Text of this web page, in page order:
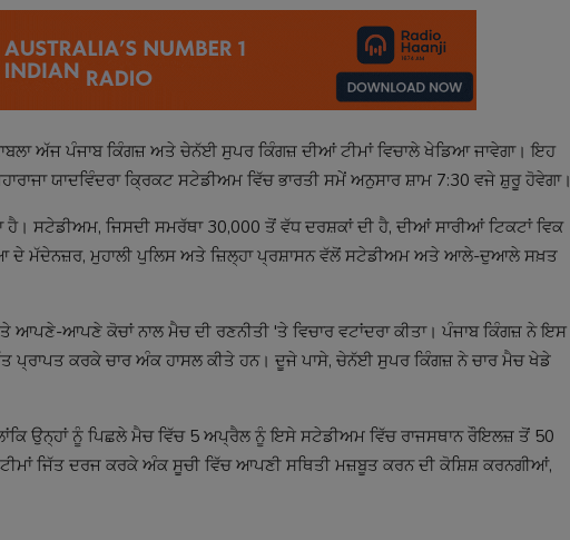
ਅੱਜ ਪੰਜਾਬ ਕਿੰਗਜ਼ ਅਤੇ ਚੇਨੱਈ ਸੁਪਰ ਕਿੰਗਜ਼ ਦੀਆਂ ਟੀਮਾਂ ਵਿਚਾਲੇ ਖੇਡਿਆ ਜਾਵੇਗਾ। ਇਹ
ਯਾਦਵਿੰਦਰਾ ਕ੍ਰਿਕਟ ਸਟੇਡੀਅਮ ਵਿੱਚ ਭਾਰਤੀ ਸਮੇਂ ਅਨੁਸਾਰ ਸ਼ਾਮ 7:30 ਵਜੇ ਸ਼ੁਰੂ ਹੋਵੇਗਾ।
ਸਟੇਡੀਅਮ, ਜਿਸਦੀ ਸਮਰੱਥਾ 30,000 ਤੋਂ ਵੱਧ ਦਰਸ਼ਕਾਂ ਦੀ ਹੈ, ਦੀਆਂ ਸਾਰੀਆਂ ਟਿਕਟਾਂ ਵਿਕ
ਦੇ ਮੱਦੇਨਜ਼ਰ, ਮੁਹਾਲੀ ਪੁਲਿਸ ਅਤੇ ਜ਼ਿਲ੍ਹਾ ਪ੍ਰਸ਼ਾਸਨ ਵੱਲੋਂ ਸਟੇਡੀਅਮ ਅਤੇ ਆਲੇ-ਦੁਆਲੇ ਸਖ਼ਤ
ਆਪਣੇ ਕੋਚਾਂ ਨਾਲ ਮੈਚ ਦੀ ਰਣਨੀਤੀ 'ਤੇ ਵਿਚਾਰ ਵਟਾਂਦਰਾ ਕੀਤਾ। ਪੰਜਾਬ ਕਿੰਗਜ਼ ਨੇ ਇਸ
ਪ੍ਰਾਪਤ ਕਰਕੇ ਚਾਰ ਅੰਕ ਹਾਸਲ ਕੀਤੇ ਹਨ। ਦੂਜੇ ਪਾਸੇ, ਚੇਨੱਈ ਸੁਪਰ ਕਿੰਗਜ਼ ਨੇ ਚਾਰ ਮੈਚ ਖੇਡੇ
ਉਨ੍ਹਾਂ ਨੂੰ ਪਿਛਲੇ ਮੈਚ ਵਿੱਚ 5 ਅਪ੍ਰੈਲ ਨੂੰ ਇਸੇ ਸਟੇਡੀਅਮ ਵਿੱਚ ਰਾਜਸਥਾਨ ਰੌਇਲਜ਼ ਤੋਂ 50
ਜਿੱਤ ਦਰਜ ਕਰਕੇ ਅੰਕ ਸੂਚੀ ਵਿੱਚ ਆਪਣੀ ਸਥਿਤੀ ਮਜ਼ਬੂਤ ਕਰਨ ਦੀ ਕੋਸ਼ਿਸ਼ ਕਰਨਗੀਆਂ,